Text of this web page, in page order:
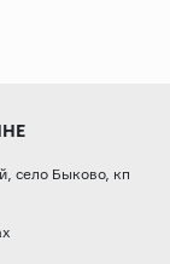
село Быково, кп